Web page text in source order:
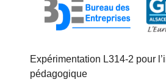
Expérimentation L314-2 pour
pédagogique